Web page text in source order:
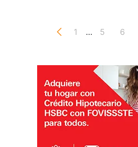
1 … 5 6